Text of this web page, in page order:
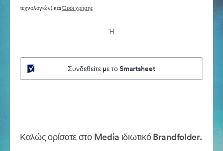
τεχνολογιών) καιΌροι χρήσης
Ή
Συνδεθείτε με το Smartsheet
Καλώς ορίσατε στο Media ιδιωτικό Brandfolder.